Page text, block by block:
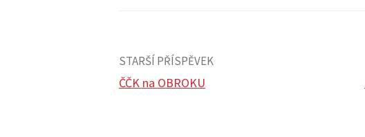
STARŠÍ PŘÍSPĚVEK
ČČK na OBROKU